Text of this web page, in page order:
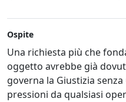
Ospite
Una richiesta più che
oggetto avrebbe già
governa la Giustizia
pressioni da qualsiasi